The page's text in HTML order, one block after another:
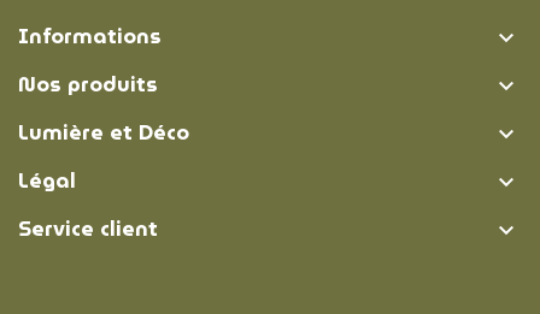
Informations 
Nos produits 
Lumière et Déco 
Légal 
Service client 